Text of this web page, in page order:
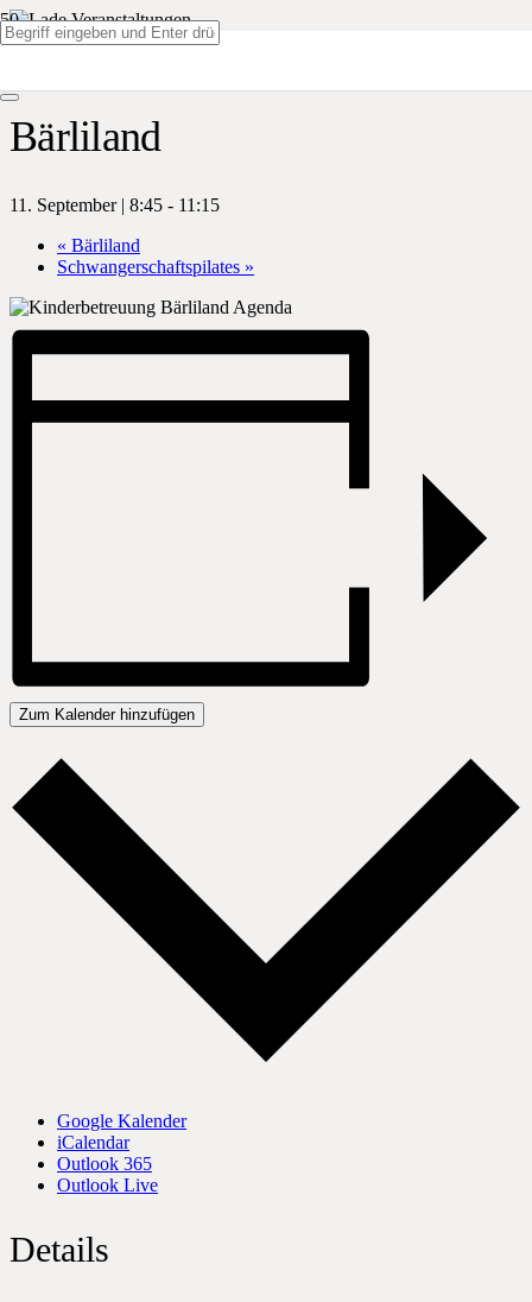
Bärliland
11. September | 8:45 - 11:15
« Bärliland
Schwangerschaftspilates »
Zum Kalender hinzufügen
Google Kalender
iCalendar
Outlook 365
Outlook Live
Details